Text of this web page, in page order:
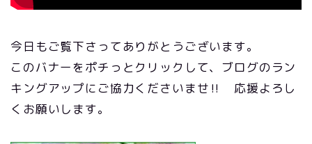
今日もご覧下さってありがとうございます。
このバナーをポチっとクリックして、ブログのラン
キングアップにご協力くださいませ‼ 応援よろし
くお願いします。